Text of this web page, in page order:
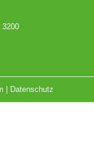
3200
Datenschutz